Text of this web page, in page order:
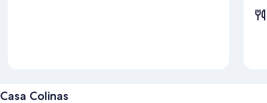
Casa Colinas